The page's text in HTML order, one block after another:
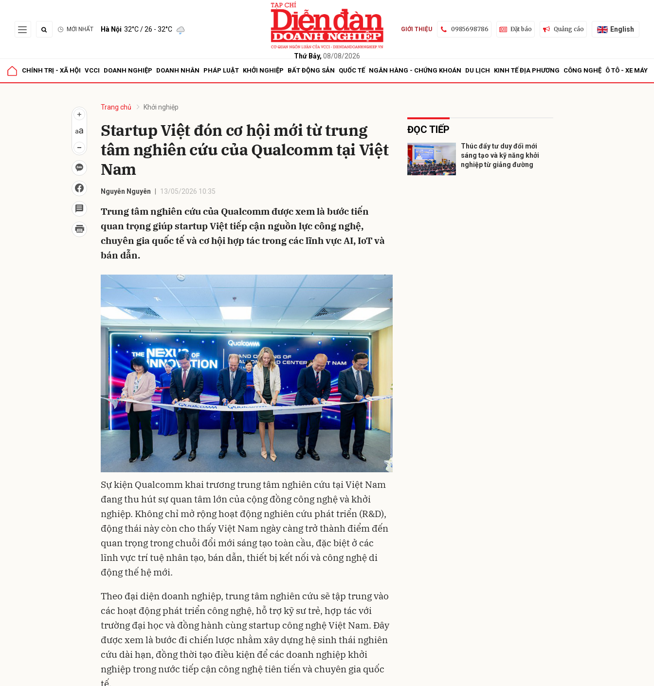
MỚI NHẤT Hà Nội 32°C/ 26 - 32°C
Thứ Bảy, 08/08/2026
GIỚI THIỆU 0985698786 Đặt báo Quảng cáo English
CHÍNH TRỊ - XÃ HỘI VCCI DOANH NGHIỆP DOANH NHÂN PHÁP LUẬT KHỞI NGHIỆP BẤT ĐỘNG SẢN QUỐC TẾ NGÂN HÀNG - CHỨNG KHOÁN DU LỊCH KINH TẾ ĐỊA PHƯƠNG CÔNG NGHỆ Ô TÔ - XE MÁY
Trang chủ Khởi nghiệp
Startup Việt đón cơ hội mới từ trung
tâm nghiên cứu của Qualcomm tại Việt
Nam
Nguyễn Nguyên 13/05/2026 10:35
Trung tâm nghiên cứu của Qualcomm được xem là bước tiến
quan trọng giúp startup Việt tiếp cận nguồn lực công nghệ,
chuyên gia quốc tế và cơ hội hợp tác trong các lĩnh vực AI, IoT và
bán dẫn.
Sự kiện Qualcomm khai trương trung tâm nghiên cứu tại Việt Nam
đang thu hút sự quan tâm lớn của cộng đồng công nghệ và khởi
nghiệp. Không chỉ mở rộng hoạt động nghiên cứu phát triển (R&D),
động thái này còn cho thấy Việt Nam ngày càng trở thành điểm đến
quan trọng trong chuỗi đổi mới sáng tạo toàn cầu, đặc biệt ở các
lĩnh vực trí tuệ nhân tạo, bán dẫn, thiết bị kết nối và công nghệ di
động thế hệ mới.
Theo đại diện doanh nghiệp, trung tâm nghiên cứu sẽ tập trung vào
các hoạt động phát triển công nghệ, hỗ trợ kỹ sư trẻ, hợp tác với
trường đại học và đồng hành cùng startup công nghệ Việt Nam. Đây
được xem là bước đi chiến lược nhằm xây dựng hệ sinh thái nghiên
cứu dài hạn, đồng thời tạo điều kiện để các doanh nghiệp khởi
nghiệp trong nước tiếp cận công nghệ tiên tiến và chuyên gia quốc
tế.
ĐỌC TIẾP
Thúc đẩy tư duy đổi mới
sáng tạo và kỹ năng khởi
nghiệp từ giảng đường
Gửi